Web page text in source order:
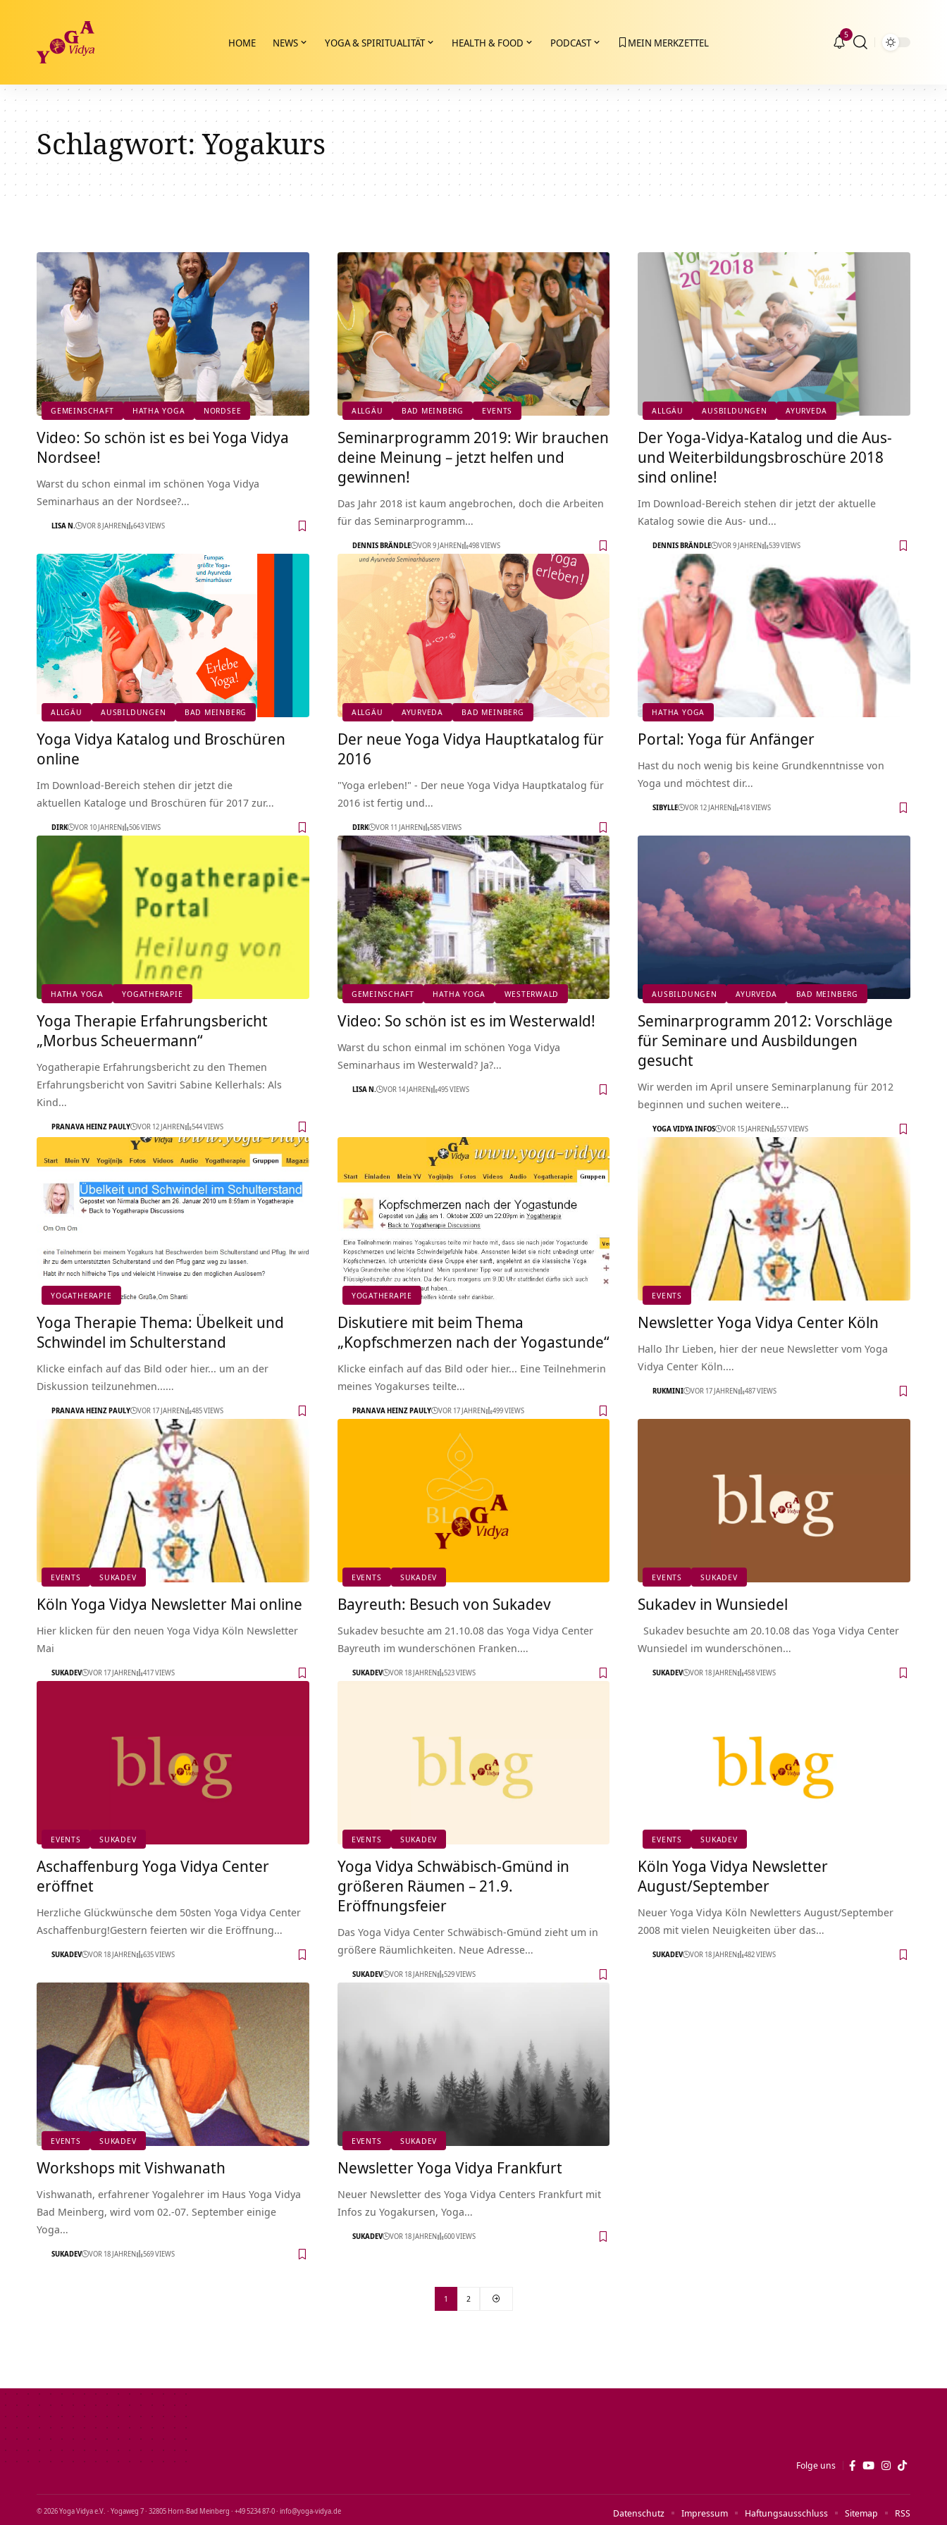
HOME NEWS YOGA & SPIRITUALITÄT HEALTH & FOOD PODCAST MEIN MERKZETTEL
5
Schlagwort:Yogakurs
GEMEINSCHAFT HATHA YOGA NORDSEE
Video: So schön ist es bei Yoga Vidya
Nordsee!
Warst du schon einmal im schönen Yoga Vidya
Seminarhaus an der Nordsee?…
LISA N. VOR 8 JAHREN 643 VIEWS
ALLGÄU BAD MEINBERG EVENTS
Seminarprogramm 2019: Wir brauchen
deine Meinung – jetzt helfen und
gewinnen!
Das Jahr 2018 ist kaum angebrochen, doch die Arbeiten
für das Seminarprogramm…
DENNIS BRÄNDLE VOR 9 JAHREN 498 VIEWS
ALLGÄU AUSBILDUNGEN AYURVEDA
Der Yoga-Vidya-Katalog und die Aus-
und Weiterbildungsbroschüre 2018
sind online!
Im Download-Bereich stehen dir jetzt der aktuelle
Katalog sowie die Aus- und…
DENNIS BRÄNDLE VOR 9 JAHREN 539 VIEWS
ALLGÄU AUSBILDUNGEN BAD MEINBERG
Yoga Vidya Katalog und Broschüren
online
Im Download-Bereich stehen dir jetzt die
aktuellen Kataloge und Broschüren für 2017 zur…
DIRK VOR 10 JAHREN 506 VIEWS
ALLGÄU AYURVEDA BAD MEINBERG
Der neue Yoga Vidya Hauptkatalog für
2016
"Yoga erleben!" - Der neue Yoga Vidya Hauptkatalog für
2016 ist fertig und…
DIRK VOR 11 JAHREN 585 VIEWS
HATHA YOGA
Portal: Yoga für Anfänger
Hast du noch wenig bis keine Grundkenntnisse von
Yoga und möchtest dir…
SIBYLLE VOR 12 JAHREN 418 VIEWS
HATHA YOGA YOGATHERAPIE
Yoga Therapie Erfahrungsbericht
„Morbus Scheuermann“
Yogatherapie Erfahrungsbericht zu den Themen
Erfahrungsbericht von Savitri Sabine Kellerhals: Als
Kind…
PRANAVA HEINZ PAULY VOR 12 JAHREN 544 VIEWS
GEMEINSCHAFT HATHA YOGA WESTERWALD
Video: So schön ist es im Westerwald!
Warst du schon einmal im schönen Yoga Vidya
Seminarhaus im Westerwald? Ja?…
LISA N. VOR 14 JAHREN 495 VIEWS
AUSBILDUNGEN AYURVEDA BAD MEINBERG
Seminarprogramm 2012: Vorschläge
für Seminare und Ausbildungen
gesucht
Wir werden im April unsere Seminarplanung für 2012
beginnen und suchen weitere…
YOGA VIDYA INFOS VOR 15 JAHREN 557 VIEWS
YOGATHERAPIE
Yoga Therapie Thema: Übelkeit und
Schwindel im Schulterstand
Klicke einfach auf das Bild oder hier... um an der
Diskussion teilzunehmen...…
PRANAVA HEINZ PAULY VOR 17 JAHREN 485 VIEWS
YOGATHERAPIE
Diskutiere mit beim Thema
„Kopfschmerzen nach der Yogastunde“
Klicke einfach auf das Bild oder hier... Eine Teilnehmerin
meines Yogakurses teilte…
PRANAVA HEINZ PAULY VOR 17 JAHREN 499 VIEWS
EVENTS
Newsletter Yoga Vidya Center Köln
Hallo Ihr Lieben, hier der neue Newsletter vom Yoga
Vidya Center Köln.…
RUKMINI VOR 17 JAHREN 487 VIEWS
EVENTS SUKADEV
Köln Yoga Vidya Newsletter Mai online
Hier klicken für den neuen Yoga Vidya Köln Newsletter
Mai
SUKADEV VOR 17 JAHREN 417 VIEWS
EVENTS SUKADEV
Bayreuth: Besuch von Sukadev
Sukadev besuchte am 21.10.08 das Yoga Vidya Center
Bayreuth im wunderschönen Franken.…
SUKADEV VOR 18 JAHREN 523 VIEWS
EVENTS SUKADEV
Sukadev in Wunsiedel
Sukadev besuchte am 20.10.08 das Yoga Vidya Center
Wunsiedel im wunderschönen…
SUKADEV VOR 18 JAHREN 458 VIEWS
EVENTS SUKADEV
Aschaffenburg Yoga Vidya Center
eröffnet
Herzliche Glückwünsche dem 50sten Yoga Vidya Center
Aschaffenburg!Gestern feierten wir die Eröffnung…
SUKADEV VOR 18 JAHREN 635 VIEWS
EVENTS SUKADEV
Yoga Vidya Schwäbisch-Gmünd in
größeren Räumen – 21.9.
Eröffnungsfeier
Das Yoga Vidya Center Schwäbisch-Gmünd zieht um in
größere Räumlichkeiten. Neue Adresse…
SUKADEV VOR 18 JAHREN 529 VIEWS
EVENTS SUKADEV
Köln Yoga Vidya Newsletter
August/September
Neuer Yoga Vidya Köln Newletters August/September
2008 mit vielen Neuigkeiten über das…
SUKADEV VOR 18 JAHREN 482 VIEWS
EVENTS SUKADEV
Workshops mit Vishwanath
Vishwanath, erfahrener Yogalehrer im Haus Yoga Vidya
Bad Meinberg, wird vom 02.-07. September einige
Yoga…
SUKADEV VOR 18 JAHREN 569 VIEWS
EVENTS SUKADEV
Newsletter Yoga Vidya Frankfurt
Neuer Newsletter des Yoga Vidya Centers Frankfurt mit
Infos zu Yogakursen, Yoga…
SUKADEV VOR 18 JAHREN 600 VIEWS
1 2
Folge uns
© 2026 Yoga Vidya e.V. · Yogaweg 7 · 32805 Horn‑Bad Meinberg · +49 5234 87‑0 · info@yoga‑vidya.de Datenschutz Impressum Haftungsausschluss Sitemap RSS